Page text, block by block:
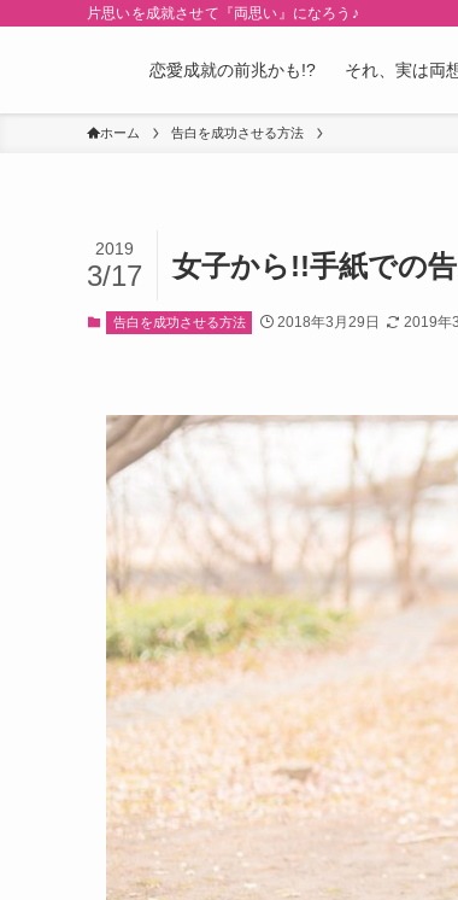
片思いを成就させて『両思い』になろう♪
恋愛成就の前兆かも!? それ、実は両
ホーム 告白を成功させる方法
女子から!!手紙での
2019
3/17
告白を成功させる方法 2018年3月29日 2019年